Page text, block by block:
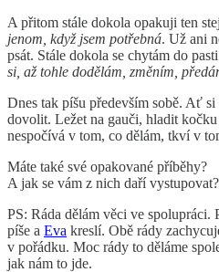
A přitom stále dokola opakuji ten
jenom, když jsem potřebná. Už ani
psát. Stále dokola se chytám do
si, až tohle dodělám, změním,
Dnes tak píšu především sobě. Ať si
dovolit. Ležet na gauči, hladit
nespočívá v tom, co dělám, tkví v
Máte také své opakované příběhy?
A jak se vám z nich daří vystupovat?
PS: Ráda dělám věci ve spolupráci.
píše a Eva kreslí. Obě rády
v pořádku. Moc rády to děláme
jak nám to jde.